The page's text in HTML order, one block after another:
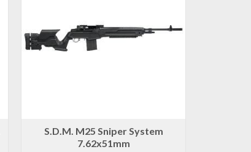
S.D.M. M25 Sniper System
7.62x51mm